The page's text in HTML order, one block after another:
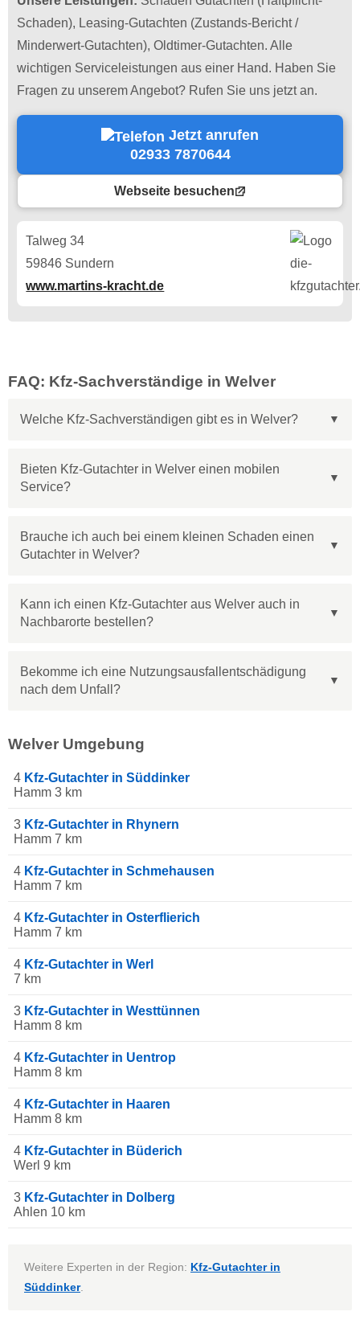
Schaden), Leasing-Gutachten (Zustands-Bericht /
Minderwert-Gutachten), Oldtimer-Gutachten. Alle
wichtigen Serviceleistungen aus einer Hand. Haben Sie
Fragen zu unserem Angebot? Rufen Sie uns jetzt an.
Jetzt anrufen
02933 7870644
Webseite besuchen
Talweg 34
59846 Sundern
www.martins-kracht.de
FAQ: Kfz-Sachverständige in Welver
Welche Kfz-Sachverständigen gibt es in Welver?
Bieten Kfz-Gutachter in Welver einen mobilen
Service?
Brauche ich auch bei einem kleinen Schaden einen
Gutachter in Welver?
Kann ich einen Kfz-Gutachter aus Welver auch in
Nachbarorte bestellen?
Bekomme ich eine Nutzungsausfallentschädigung
nach dem Unfall?
Welver Umgebung
4 Kfz-Gutachter in Süddinker
Hamm 3 km
3 Kfz-Gutachter in Rhynern
Hamm 7 km
4 Kfz-Gutachter in Schmehausen
Hamm 7 km
4 Kfz-Gutachter in Osterflierich
Hamm 7 km
4 Kfz-Gutachter in Werl
7 km
3 Kfz-Gutachter in Westtünnen
Hamm 8 km
4 Kfz-Gutachter in Uentrop
Hamm 8 km
4 Kfz-Gutachter in Haaren
Hamm 8 km
4 Kfz-Gutachter in Büderich
Werl 9 km
3 Kfz-Gutachter in Dolberg
Ahlen 10 km
Weitere Experten in der Region: Kfz-Gutachter in
Süddinker.